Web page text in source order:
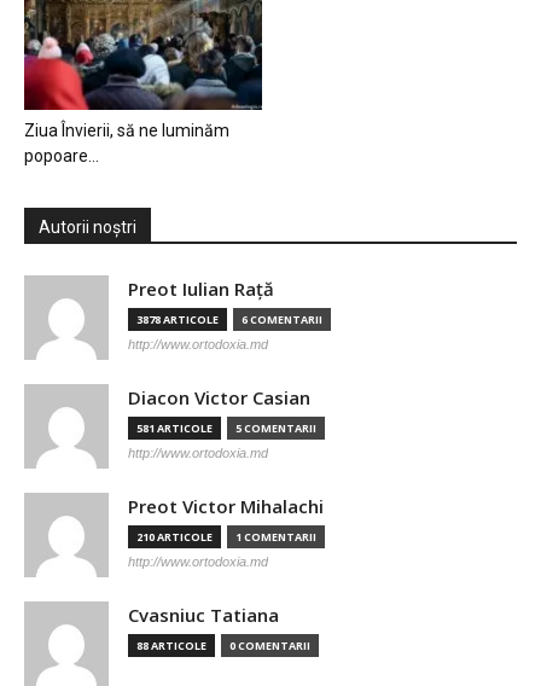
Ziua Învierii, să ne luminăm
popoare…
Autorii noștri
Preot Iulian Raţă
3878 ARTICOLE 6 COMENTARII
http://www.ortodoxia.md
Diacon Victor Casian
581 ARTICOLE 5 COMENTARII
http://www.ortodoxia.md
Preot Victor Mihalachi
210 ARTICOLE 1 COMENTARII
http://www.ortodoxia.md
Cvasniuc Tatiana
88 ARTICOLE 0 COMENTARII